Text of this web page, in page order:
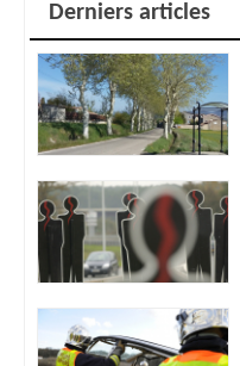
Derniers articles